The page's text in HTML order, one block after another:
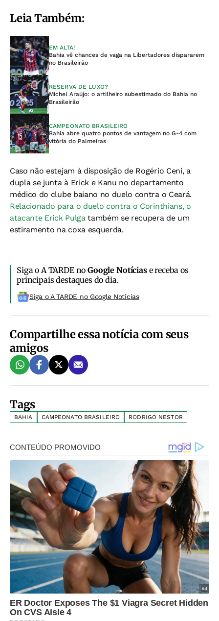
Leia Também:
EM ALTA!
Bahia vê chances de vaga na Libertadores dispararem
no Brasileirão
RESERVA DE LUXO?
Michel Araújo: o artilheiro subestimado do Bahia no
Brasileirão
CAMPEONATO BRASILEIRO
Bahia abre quatro pontos de vantagem no G-4 com
vitória do Palmeiras
Caso não estejam à disposição de Rogério Ceni, a
dupla se junta à Erick e Kanu no departamento
médico do clube baiano no duelo contra o Ceará.
Relacionado para o duelo contra o Corinthians, o
atacante Erick Pulgatambém se recupera de um
estiramento na coxa esquerda.
Siga o A TARDE noGoogle Notíciase receba os
principais destaques do dia.
Siga o A TARDE no Google Noticias
Compartilhe essa notícia com seus
amigos
Tags
BAHIA CAMPEONATO BRASILEIRO RODRIGO NESTOR